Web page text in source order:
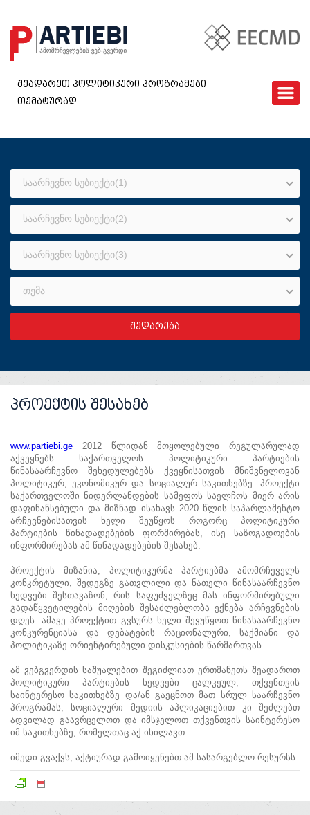
ᲡᲐᲐᲠᲩᲔᲕᲜᲝ ᲡᲣᲑᲘᲔᲥᲢᲔᲑᲘ
ᲙᲘᲗᲮᲕᲐᲠᲘ
შეადარეთ პოლიტიკური პროგრამები
თემატურად
საარჩევნო სუბიექტი(1)
საარჩევნო სუბიექტი(2)
საარჩევნო სუბიექტი(3)
თემა
პროექტის შესახებ
www.partiebi.ge 2012 წლიდან მოყოლებული რეგულარულად
აქვეყნებს საქართველოს პოლიტიკური პარტიების
წინასაარჩევნო შეხედულებებს ქვეყნისათვის მნიშვნელოვან
პოლიტიკურ, ეკონომიკურ და სოციალურ საკითხებზე. პროექტი
საქართველოში ნიდერლანდების სამეფოს საელჩოს მიერ არის
დაფინანსებული და მიზნად ისახავს 2020 წლის საპარლამენტო
არჩევნებისათვის ხელი შეუწყოს როგორც პოლიტიკური
პარტიების წინადადებების ფორმირებას, ისე საზოგადოების
ინფორმირებას ამ წინადადებების შესახებ.
პროექტის მიზანია, პოლიტიკურმა პარტიებმა ამომრჩეველს
კონკრეტული, შედეგზე გათვლილი და ნათელი წინასაარჩევნო
ხედვები შესთავაზონ, რის საფუძველზეც მას ინფორმირებული
გადაწყვეტილების მიღების შესაძლებლობა ექნება არჩევნების
დღეს. ამავე პროექტით გვსურს ხელი შევუწყოთ წინასაარჩევნო
კონკურენციასა და დებატების რაციონალური, საქმიანი და
პოლიტიკაზე ორიენტირებული დისკუსიების წარმართვას.
ამ ვებგვერდის საშუალებით შეგიძლიათ ერთმანეთს შეადაროთ
პოლიტიკური პარტიების ხედვები ცალკეულ, თქვენთვის
საინტერესო საკითხებზე და/ან გაეცნოთ მათ სრულ საარჩევნო
პროგრამას; სოციალური მედიის აპლიკაციებით კი შეძლებთ
ადვილად გაავრცელოთ და იმსჯელოთ თქვენთვის საინტერესო
იმ საკითხებზე, რომელთაც აქ იხილავთ.
იმედი გვაქვს, აქტიურად გამოიყენებთ ამ სასარგებლო რესურსს.